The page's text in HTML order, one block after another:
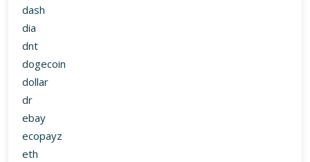
dash
dia
dnt
dogecoin
dollar
dr
ebay
ecopayz
eth